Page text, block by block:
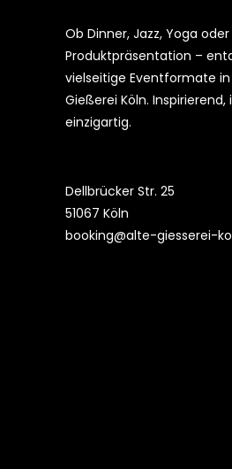
Ob Dinner, Jazz, Yoga oder
Produktpräsentation –
vielseitige Eventformate
Gießerei Köln. Inspirierend,
einzigartig.
Dellbrücker Str. 25
51067 Köln
booking@alte-giesserei-